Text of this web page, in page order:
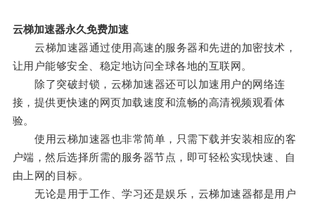
云梯加速器永久免费加速
云梯加速器通过使用高速的服务器和先进的加密技术，
让用户能够安全、稳定地访问全球各地的互联网。
除了突破封锁，云梯加速器还可以加速用户的网络连
接，提供更快速的网页加载速度和流畅的高清视频观看体
验。
使用云梯加速器也非常简单，只需下载并安装相应的客
户端，然后选择所需的服务器节点，即可轻松实现快速、自
由上网的目标。
无论是用于工作、学习还是娱乐，云梯加速器都是用户